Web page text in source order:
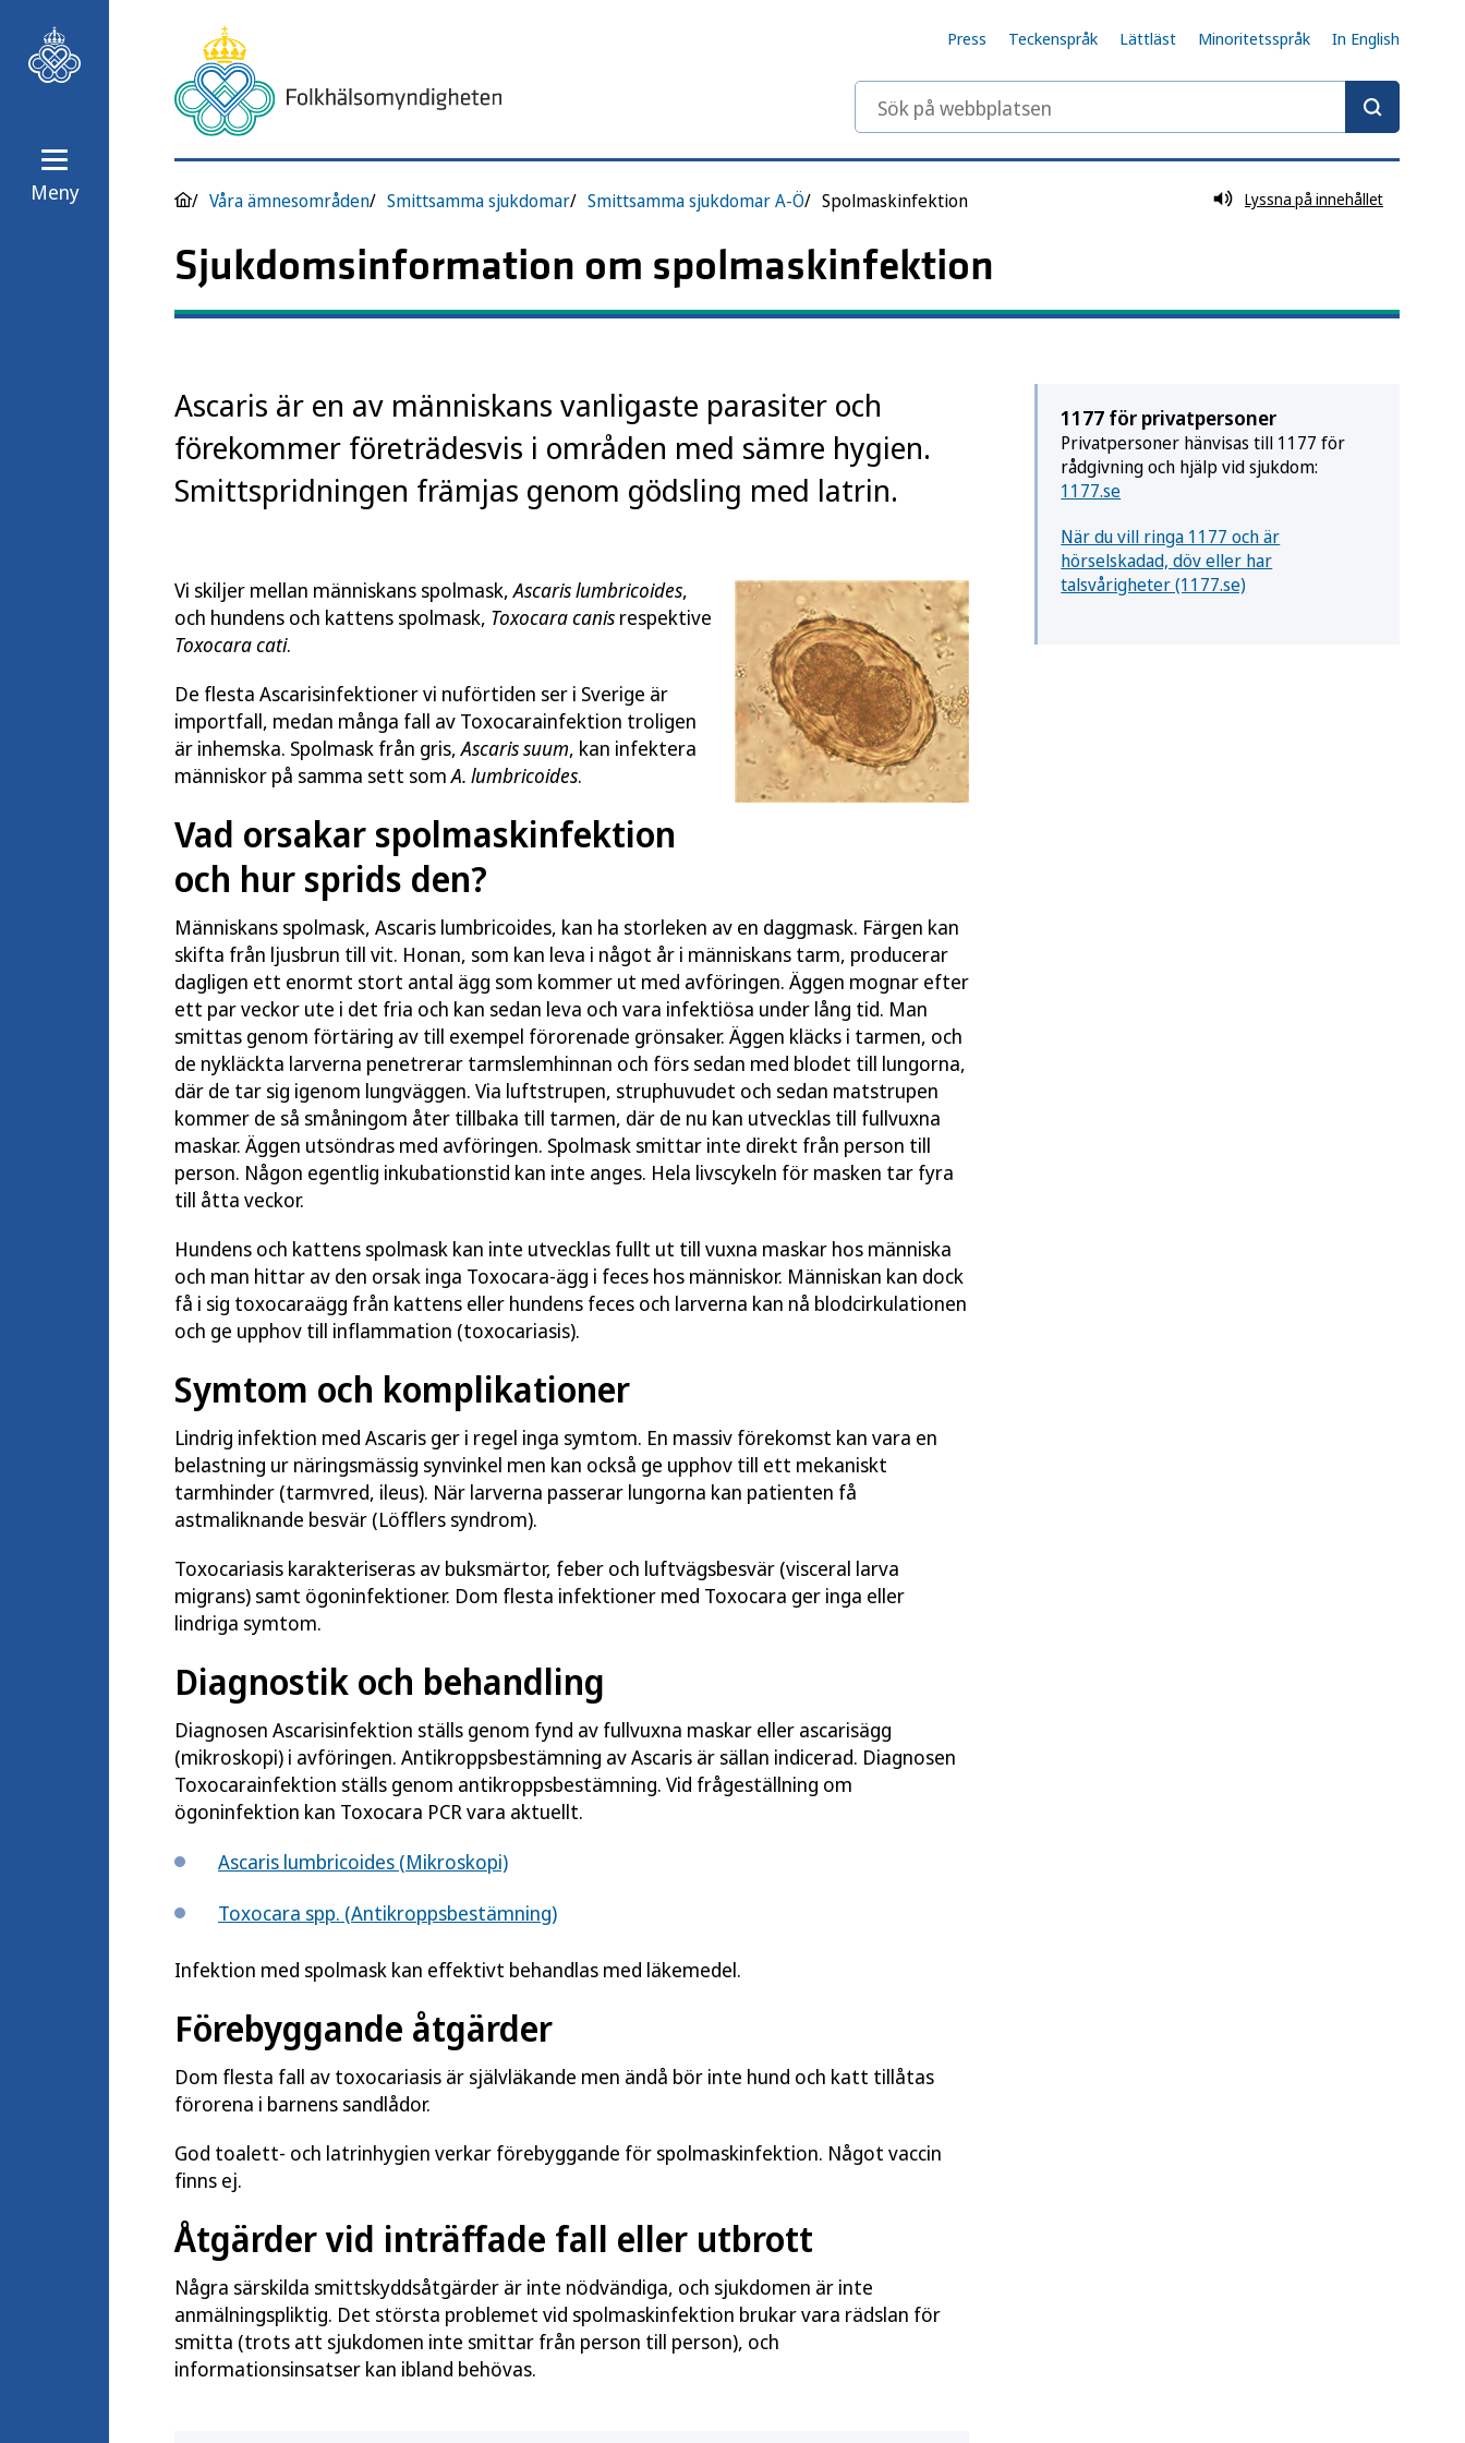
Meny
Press Teckenspråk Lättläst Minoritetsspråk In English
Sök på webbplatsen
Våra ämnesområden Smittsamma sjukdomar Smittsamma sjukdomar A-Ö Spolmaskinfektion Lyssna på innehållet
Sjukdomsinformation om spolmaskinfektion
Ascaris är en av människans vanligaste parasiter och
förekommer företrädesvis i områden med sämre hygien.
Smittspridningen främjas genom gödsling med latrin.
Vi skiljer mellan människans spolmask,Ascaris lumbricoides,
och hundens och kattens spolmask, Toxocara canis respektive
Toxocara cati.
De flesta Ascarisinfektioner vi nuförtiden ser i Sverige är
importfall, medan många fall av Toxocarainfektion troligen
är inhemska. Spolmask från gris,Ascaris suum, kan infektera
människor på samma sett somA. lumbricoides.
Vad orsakar spolmaskinfektion
och hur sprids den?
Människans spolmask, Ascaris lumbricoides, kan ha storleken av en daggmask. Färgen kan
skifta från ljusbrun till vit. Honan, som kan leva i något år i människans tarm, producerar
dagligen ett enormt stort antal ägg som kommer ut med avföringen. Äggen mognar efter
ett par veckor ute i det fria och kan sedan leva och vara infektiösa under lång tid. Man
smittas genom förtäring av till exempel förorenade grönsaker. Äggen kläcks i tarmen, och
de nykläckta larverna penetrerar tarmslemhinnan och förs sedan med blodet till lungorna,
där de tar sig igenom lungväggen. Via luftstrupen, struphuvudet och sedan matstrupen
kommer de så småningom åter tillbaka till tarmen, där de nu kan utvecklas till fullvuxna
maskar. Äggen utsöndras med avföringen. Spolmask smittar inte direkt från person till
person. Någon egentlig inkubationstid kan inte anges. Hela livscykeln för masken tar fyra
till åtta veckor.
Hundens och kattens spolmask kan inte utvecklas fullt ut till vuxna maskar hos människa
och man hittar av den orsak inga Toxocara-ägg i feces hos människor. Människan kan dock
få i sig toxocaraägg från kattens eller hundens feces och larverna kan nå blodcirkulationen
och ge upphov till inflammation (toxocariasis).
Symtom och komplikationer
Lindrig infektion med Ascaris ger i regel inga symtom. En massiv förekomst kan vara en
belastning ur näringsmässig synvinkel men kan också ge upphov till ett mekaniskt
tarmhinder (tarmvred, ileus). När larverna passerar lungorna kan patienten få
astmaliknande besvär (Löfflers syndrom).
Toxocariasis karakteriseras av buksmärtor, feber och luftvägsbesvär (visceral larva
migrans) samt ögoninfektioner. Dom flesta infektioner med Toxocara ger inga eller
lindriga symtom.
Diagnostik och behandling
Diagnosen Ascarisinfektion ställs genom fynd av fullvuxna maskar eller ascarisägg
(mikroskopi) i avföringen. Antikroppsbestämning av Ascaris är sällan indicerad. Diagnosen
Toxocarainfektion ställs genom antikroppsbestämning. Vid frågeställning om
ögoninfektion kan Toxocara PCR vara aktuellt.
Ascaris lumbricoides (Mikroskopi)
Toxocara spp. (Antikroppsbestämning)
Infektion med spolmask kan effektivt behandlas med läkemedel.
Förebyggande åtgärder
Dom flesta fall av toxocariasis är självläkande men ändå bör inte hund och katt tillåtas
förorena i barnens sandlådor.
God toalett- och latrinhygien verkar förebyggande för spolmaskinfektion. Något vaccin
finns ej.
Åtgärder vid inträffade fall eller utbrott
Några särskilda smittskyddsåtgärder är inte nödvändiga, och sjukdomen är inte
anmälningspliktig. Det största problemet vid spolmaskinfektion brukar vara rädslan för
smitta (trots att sjukdomen inte smittar från person till person), och
informationsinsatser kan ibland behövas.
1177 för privatpersoner
Privatpersoner hänvisas till 1177 för
rådgivning och hjälp vid sjukdom:
1177.se
När du vill ringa 1177 och är
hörselskadad, döv eller har
talsvårigheter (1177.se)